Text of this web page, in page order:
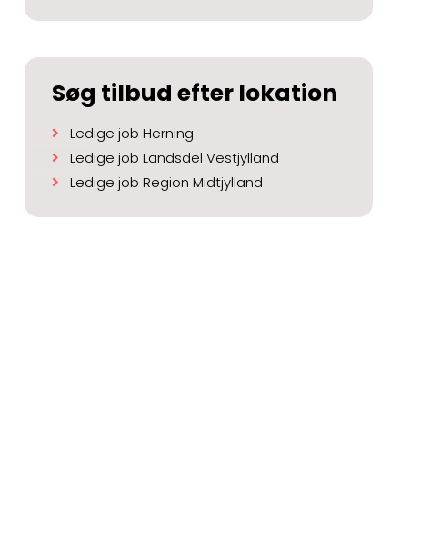
Søg tilbud efter lokation
Ledige job Herning
Ledige job Landsdel Vestjylland
Ledige job Region Midtjylland